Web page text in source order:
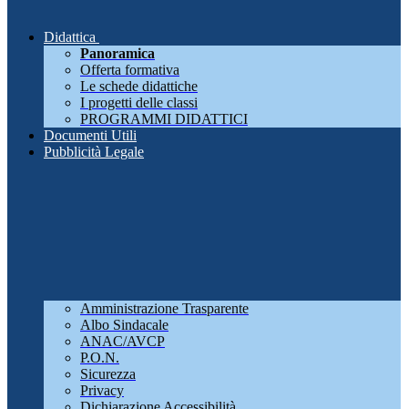
Didattica
Panoramica
Offerta formativa
Le schede didattiche
I progetti delle classi
PROGRAMMI DIDATTICI
Documenti Utili
Pubblicità Legale
Amministrazione Trasparente
Albo Sindacale
ANAC/AVCP
P.O.N.
Sicurezza
Privacy